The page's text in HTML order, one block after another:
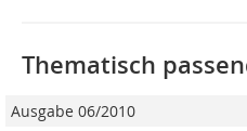
Thematisch
Ausgabe 06/2010